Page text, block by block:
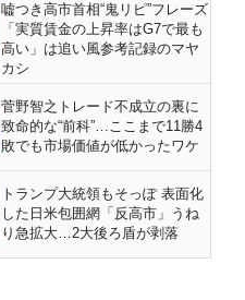
嘘つき高市首相“鬼リピ”フレーズ
「実質賃金の上昇率はG7で最も
高い」は追い風参考記録のマヤ
カシ
菅野智之トレード不成立の裏に
致命的な“前科”…ここまで11勝4
敗でも市場価値が低かったワケ
トランプ大統領もそっぽ 表面化
した日米包囲網「反高市」うね
り急拡大…2大後ろ盾が剥落